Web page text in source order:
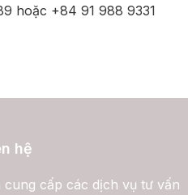
hoặc +84 91 988 9331
hệ
cấp các dịch vụ tư vấn